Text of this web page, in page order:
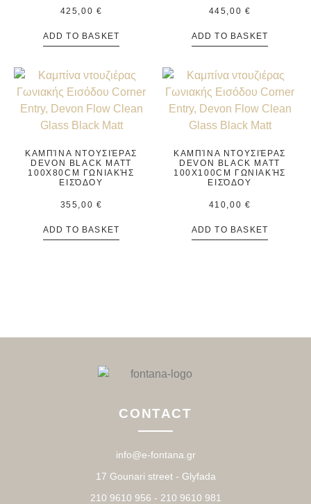
425,00 €
ADD TO BASKET
445,00 €
ADD TO BASKET
ΚΑΜΠΊΝΑ ΝΤΟΥΣΙΈΡΑΣ
DEVON BLACK MATT
100X80CM ΓΩΝΙΑΚΉΣ
ΕΙΣΌΔΟΥ
355,00 €
ADD TO BASKET
ΚΑΜΠΊΝΑ ΝΤΟΥΣΙΈΡΑΣ
DEVON BLACK MATT
100X100CM ΓΩΝΙΑΚΉΣ
ΕΙΣΌΔΟΥ
410,00 €
ADD TO BASKET
CONTACT
info@e-fontana.gr
17 Gounari street - Glyfada
210 9610 956 - 210 9610 981